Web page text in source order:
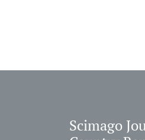
Scimago